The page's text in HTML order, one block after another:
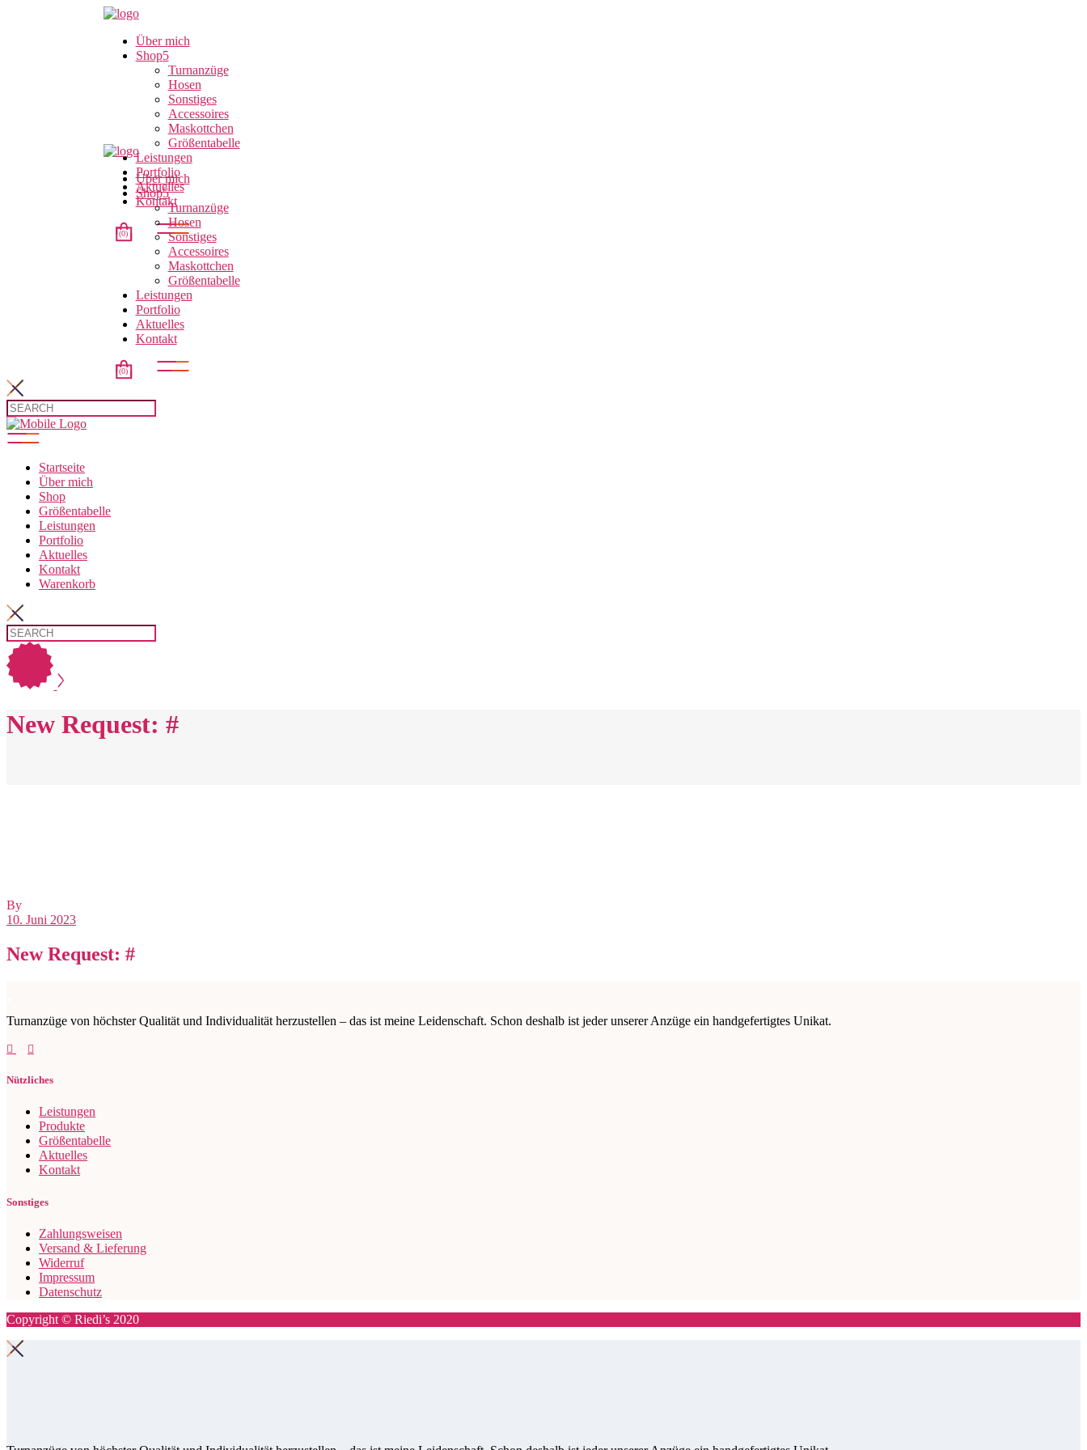
Über mich
Shop
Turnanzüge
Hosen
Sonstiges
Accessoires
Maskottchen
Größentabelle
Leistungen
Portfolio
Aktuelles
Kontakt
(0)
Über mich
Shop
Turnanzüge
Hosen
Sonstiges
Accessoires
Maskottchen
Größentabelle
Leistungen
Portfolio
Aktuelles
Kontakt
(0)
Startseite
Über mich
Shop
Größentabelle
Leistungen
Portfolio
Aktuelles
Kontakt
Warenkorb
New Request: #
By
10. Juni 2023
New Request: #
Turnanzüge von höchster Qualität und Individualität herzustellen – das ist meine Leidenschaft. Schon deshalb ist jeder unserer Anzüge ein handgefertigtes Unikat.
Nützliches
Leistungen
Produkte
Größentabelle
Aktuelles
Kontakt
Sonstiges
Zahlungsweisen
Versand & Lieferung
Widerruf
Impressum
Datenschutz
Copyright © Riedi’s 2020